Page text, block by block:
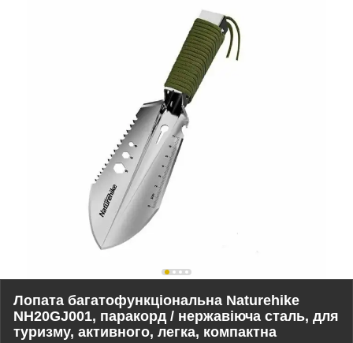
Лопата багатофункціональна Naturehike
NH20GJ001, паракорд / нержавіюча сталь, для
туризму, активного, легка, компактна